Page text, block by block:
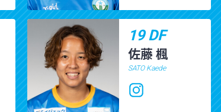
19 DF
佐藤 楓
SATO Kaede